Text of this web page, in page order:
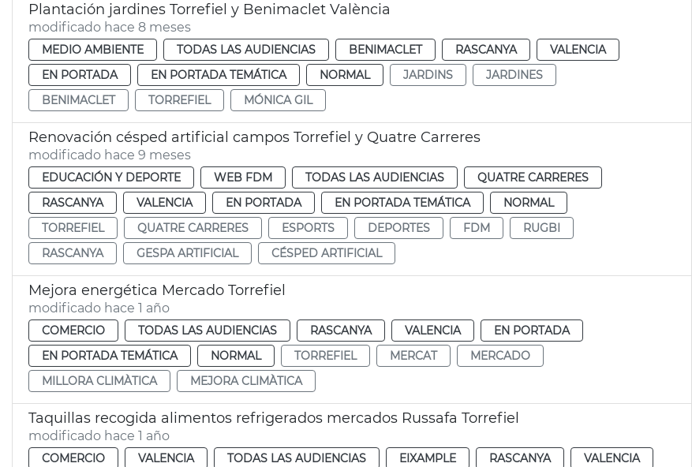
Plantación jardines Torrefiel y Benimaclet València
modificado hace 8 meses
MEDIO AMBIENTE TODAS LAS AUDIENCIAS BENIMACLET RASCANYA
VALENCIA
EN PORTADA
EN PORTADA TEMÁTICA NORMAL JARDINS
JARDINES
BENIMACLET
TORREFIEL MÓNICA GIL
Renovación césped artificial campos Torrefiel y Quatre Carreres
modificado hace 9 meses
EDUCACIÓN Y DEPORTE WEB FDM TODAS LAS AUDIENCIAS
QUATRE CARRERES
RASCANYA
VALENCIA EN PORTADA EN PORTADA TEMÁTICA
NORMAL
TORREFIEL
QUATRE CARRERES ESPORTS DEPORTES FDM
RUGBI
RASCANYA
GESPA ARTIFICIAL CÉSPED ARTIFICIAL
Mejora energética Mercado Torrefiel
modificado hace 1 año
COMERCIO TODAS LAS AUDIENCIAS RASCANYA VALENCIA
EN PORTADA
EN PORTADA TEMÁTICA
NORMAL TORREFIEL MERCAT
MERCADO
MILLORA CLIMÀTICA
MEJORA CLIMÀTICA
Taquillas recogida alimentos refrigerados mercados Russafa Torrefiel
modificado hace 1 año
COMERCIO VALENCIA TODAS LAS AUDIENCIAS EIXAMPLE RASCANYA
VALENCIA